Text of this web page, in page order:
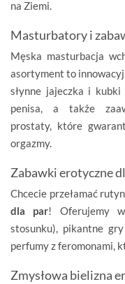
na Ziemi.
Masturbatory i
Męska masturbacja
asortyment to
słynne jajeczka i
penisa, a także
prostaty, które
orgazmy.
Zabawki erotyczne
Chcecie przełamać
dla par! Oferujemy
stosunku), pikantne
perfumy z feromonami,
Zmysłowa bielizna